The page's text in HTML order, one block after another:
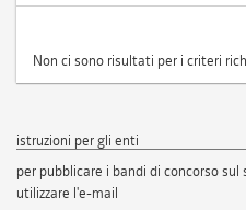
Non ci sono risultati per i criteri
istruzioni per gli enti
per pubblicare i bandi di concorso
utilizzare l'e-mail